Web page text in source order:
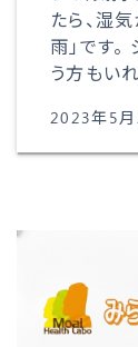
たら、湿
雨」です
う方もい
2023年5